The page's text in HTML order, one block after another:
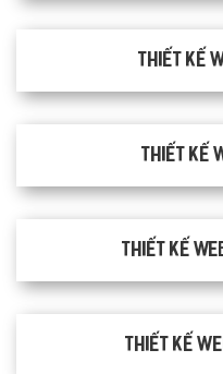
thiết kế
Thiết kế
Thiết kế
Thiết kế